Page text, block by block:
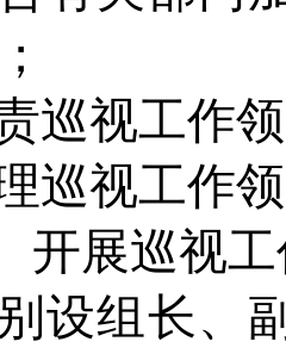
巡视工作
巡视工作
开展巡视
设组长、